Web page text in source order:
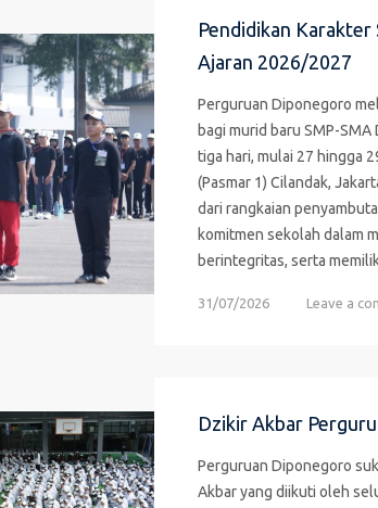
Pendidikan
Ajaran 2026/2027
Perguruan Diponegoro
bagi murid baru SMP-
tiga hari, mulai 27 hingga
(Pasmar 1) Cilandak,
dari rangkaian
komitmen sekolah dalam
berintegritas, serta
31/07/2026 Leave a
Dzikir Akbar
Perguruan Diponegoro
Akbar yang diikuti oleh